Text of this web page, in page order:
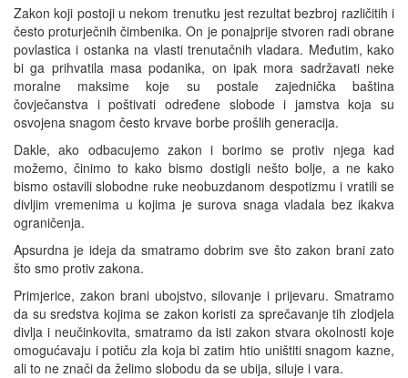
Zakon koji postoji u nekom trenutku jest rezultat bezbroj različitih i
često proturječnih čimbenika. On je ponajprije stvoren radi obrane
povlastica i ostanka na vlasti trenutačnih vladara. Međutim, kako
bi ga prihvatila masa podanika, on ipak mora sadržavati neke
moralne maksime koje su postale zajednička baština
čovječanstva i poštivati određene slobode i jamstva koja su
osvojena snagom često krvave borbe prošlih generacija.
Dakle, ako odbacujemo zakon i borimo se protiv njega kad
možemo, činimo to kako bismo dostigli nešto bolje, a ne kako
bismo ostavili slobodne ruke neobuzdanom despotizmu i vratili se
divljim vremenima u kojima je surova snaga vladala bez ikakva
ograničenja.
Apsurdna je ideja da smatramo dobrim sve što zakon brani zato
što smo protiv zakona.
Primjerice, zakon brani ubojstvo, silovanje i prijevaru. Smatramo
da su sredstva kojima se zakon koristi za sprečavanje tih zlodjela
divlja i neučinkovita, smatramo da isti zakon stvara okolnosti koje
omogućavaju i potiču zla koja bi zatim htio uništiti snagom kazne,
ali to ne znači da želimo slobodu da se ubija, siluje i vara.